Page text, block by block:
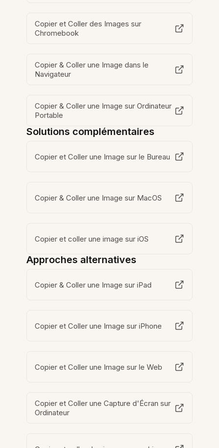
Copier et Coller des Images sur
Chromebook
Copier & Coller une Image dans le
Navigateur
Copier & Coller une Image sur Ordinateur
Portable
Solutions complémentaires
Copier et Coller une Image sur le Bureau
Copier & Coller une Image sur MacOS
Copier et coller une image sur iOS
Approches alternatives
Copier & Coller une Image sur iPad
Copier et Coller une Image sur iPhone
Copier et Coller une Image sur le Web
Copier et Coller une Capture d'Écran sur
Ordinateur